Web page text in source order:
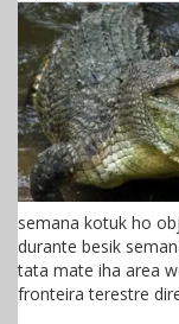
semana kotuk ho
durante besik
tata mate iha area
fronteira terestre